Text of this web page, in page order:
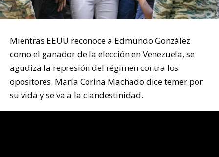
Mientras EEUU reconoce a Edmundo González
como el ganador de la elección en Venezuela, se
agudiza la represión del régimen contra los
opositores. María Corina Machado dice temer por
su vida y se va a la clandestinidad.